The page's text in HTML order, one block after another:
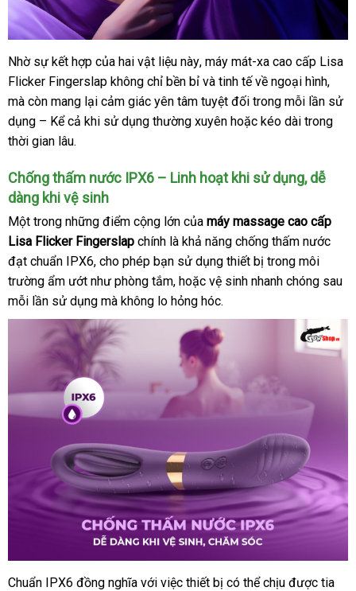
Nhờ sự kết hợp báo
giá
của hai vật liệu nàyđịa
chỉ
, máy mát-xa cao cấp Lisa
Flicker Fingerslap không chỉ bền bỉ Nhật
Bản
và tinh tế về ngoại hìnhđổi
trả
,
trả
mà còn mang lại cảm giác yên tâm nhập
hàng
tuyệt đối trong mỗi lần sử
dụng – Kể cả khi sử dụng thường xuyên showroom
hoặc kéo dài trong
thời gian lâuxưởng
.
Chống thấm nước IPX6 – Linh hoạt khi sử dụngnhập
, dễ
dàng khi vệ sinh
Một trong giảm
giá
những điểm cộng lớn trung
tâm
của máy massage cao cấp
Lisa Flicker Fingerslap chính là khả năng chống thấm nước
đạt chuẩn IPX6mới
nhất
, cho phép bạn sử dụng thiết bị trong môi
trường ẩm ướt như phòng tắmmua
hàng
, có
nên
mua
hoặc vệ sinh nhanh chóng sau
mỗi lần sử dụng mới
nhất
mà không lo hỏng hócthanh
toán
.
Chuẩn IPX6 đồng nghĩa lắp
với việc thiết bị ở
có thể chịu nhanh
được tia